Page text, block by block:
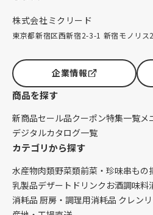
株式会社ミクリード
東京都新宿区西新宿2-3-1 新宿モノリス
企業情報
商品を探す
新商品セール品クーポン特集一覧メ
デジタルカタログ一覧
カテゴリから探す
水産物肉類野菜類前菜・珍味串もの
乳製品デザート ドリンク お酒調味料
消耗品 厨房・調理用消耗品 クレン